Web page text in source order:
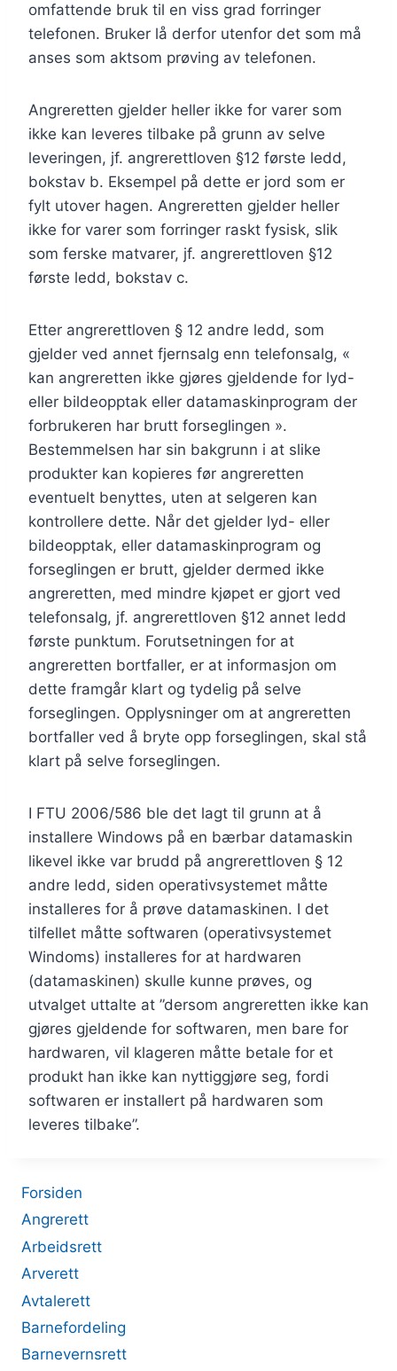
omfattende bruk til en viss grad forringer
telefonen. Bruker lå derfor utenfor det som må
anses som aktsom prøving av telefonen.
Angreretten gjelder heller ikke for varer som
ikke kan leveres tilbake på grunn av selve
leveringen, jf. angrerettloven §12 første ledd,
bokstav b. Eksempel på dette er jord som er
fylt utover hagen. Angreretten gjelder heller
ikke for varer som forringer raskt fysisk, slik
som ferske matvarer, jf. angrerettloven §12
første ledd, bokstav c.
Etter angrerettloven § 12 andre ledd, som
gjelder ved annet fjernsalg enn telefonsalg, «
kan angreretten ikke gjøres gjeldende for lyd-
eller bildeopptak eller datamaskinprogram der
forbrukeren har brutt forseglingen ».
Bestemmelsen har sin bakgrunn i at slike
produkter kan kopieres før angreretten
eventuelt benyttes, uten at selgeren kan
kontrollere dette. Når det gjelder lyd- eller
bildeopptak, eller datamaskinprogram og
forseglingen er brutt, gjelder dermed ikke
angreretten, med mindre kjøpet er gjort ved
telefonsalg, jf. angrerettloven §12 annet ledd
første punktum. Forutsetningen for at
angreretten bortfaller, er at informasjon om
dette framgår klart og tydelig på selve
forseglingen. Opplysninger om at angreretten
bortfaller ved å bryte opp forseglingen, skal stå
klart på selve forseglingen.
I FTU 2006/586 ble det lagt til grunn at å
installere Windows på en bærbar datamaskin
likevel ikke var brudd på angrerettloven § 12
andre ledd, siden operativsystemet måtte
installeres for å prøve datamaskinen. I det
tilfellet måtte softwaren (operativsystemet
Windoms) installeres for at hardwaren
(datamaskinen) skulle kunne prøves, og
utvalget uttalte at ”dersom angreretten ikke kan
gjøres gjeldende for softwaren, men bare for
hardwaren, vil klageren måtte betale for et
produkt han ikke kan nyttiggjøre seg, fordi
softwaren er installert på hardwaren som
leveres tilbake”.
Forsiden
Angrerett
Arbeidsrett
Arverett
Avtalerett
Barnefordeling
Barnevernsrett